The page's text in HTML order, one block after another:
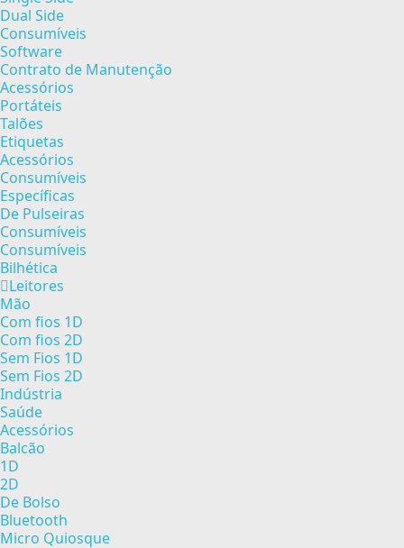
Dual Side
Consumíveis
Software
Contrato de Manutenção
Acessórios
Portáteis
Talões
Etiquetas
Acessórios
Consumíveis
Específicas
De Pulseiras
Consumíveis
Consumíveis
Bilhética
Leitores
Mão
Com fios 1D
Com fios 2D
Sem Fios 1D
Sem Fios 2D
Indústria
Saúde
Acessórios
Balcão
1D
2D
De Bolso
Bluetooth
Micro Quiosque